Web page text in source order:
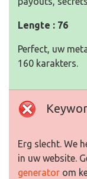
Lengte : 76
Perfect, uw
160 karakters.
Erg slecht. We
in uw website.
generator om